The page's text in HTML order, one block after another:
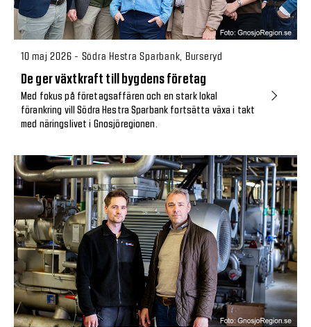
10 maj 2026 - Södra Hestra Sparbank, Burseryd
De ger växtkraft till bygdens företag
Med fokus på företagsaffären och en stark lokal
förankring vill Södra Hestra Sparbank fortsätta växa i takt
med näringslivet i Gnosjöregionen.